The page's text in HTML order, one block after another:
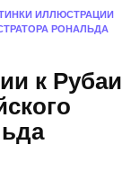
ИЛЛЮСТРАЦИИ
РОНАЛЬДА
к Рубаи